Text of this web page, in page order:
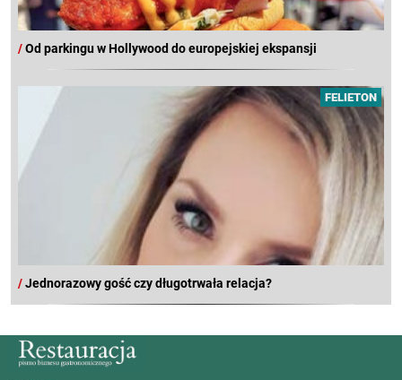
/Od parkingu w Hollywood do europejskiej ekspansji
FELIETON
/Jednorazowy gość czy długotrwała relacja?